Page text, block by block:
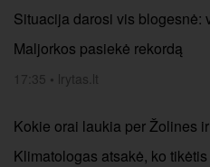
Situacija darosi vis blogesnė:
Maljorkos pasiekė rekordą
17:35 • lrytas.lt
Kokie orai laukia per Žolines
Klimatologas atsakė, ko tikėtis